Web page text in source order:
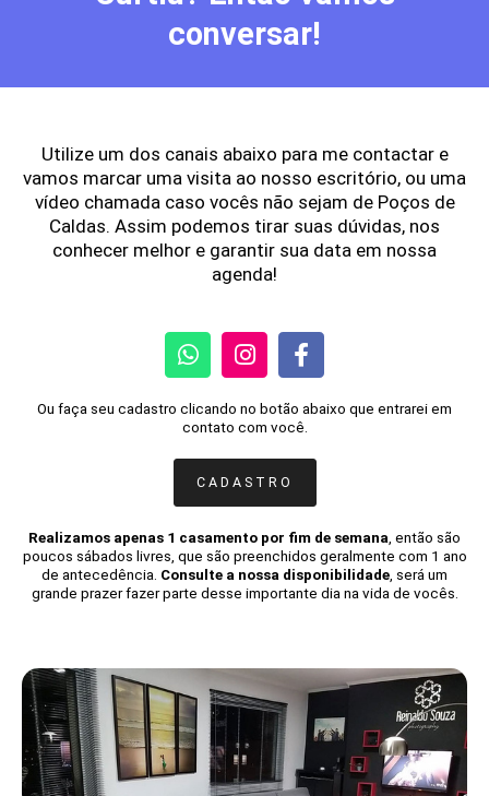
conversar!
Utilize um dos canais abaixo para me contactar e
vamos marcar uma visita ao nosso escritório, ou uma
vídeo chamada caso vocês não sejam de Poços de
Caldas. Assim podemos tirar suas dúvidas, nos
conhecer melhor e garantir sua data em nossa
agenda!
Ou faça seu cadastro clicando no botão abaixo que entrarei em
contato com você.
CADASTRO
Realizamos apenas 1 casamento por fim de semana, então são
poucos sábados livres, que são preenchidos geralmente com 1 ano
de antecedência. Consulte a nossa disponibilidade, será um
grande prazer fazer parte desse importante dia na vida de vocês.